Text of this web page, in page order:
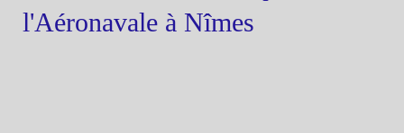
l'Aéronavale à Nîmes